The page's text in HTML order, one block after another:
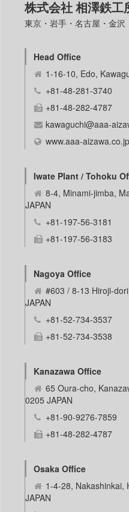
LANGUAGE
Japanese
Korean
株式会社 相澤鉄
東京・岩手・名古屋・金沢
Head Office
1-16-10, Edo,
+81-48-281-3740
+81-48-282-4787
kawaguchi@aaa-
www.aaa-
Iwate Plant / Tohoku
8-4, Minami-jimba,
JAPAN
+81-197-56-3181
+81-197-56-3183
Nagoya Office
#603 / 8-13 Hiroji-
JAPAN
+81-52-734-3537
+81-52-734-3538
Kanazawa Office
65 Oura-cho,
0205 JAPAN
+81-90-9276-7859
+81-48-282-4787
Osaka Office
1-4-28, Nakashinkai,
JAPAN